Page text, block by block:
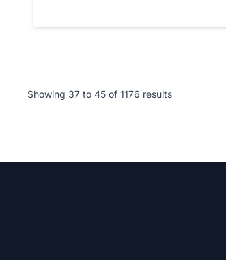
Showing 37 to 45 of 1176 results